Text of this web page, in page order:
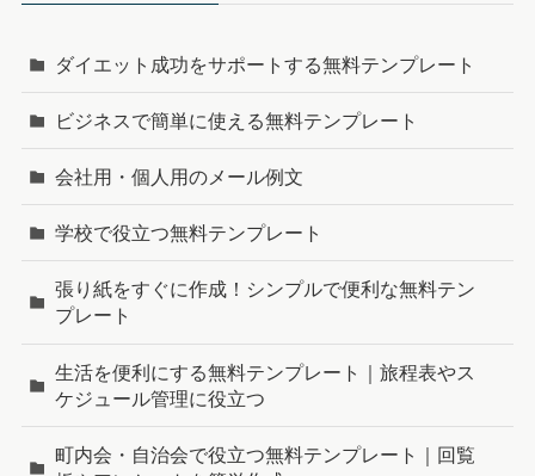
ダイエット成功をサポートする無料テンプレート
ビジネスで簡単に使える無料テンプレート
会社用・個人用のメール例文
学校で役立つ無料テンプレート
張り紙をすぐに作成！シンプルで便利な無料テン
プレート
生活を便利にする無料テンプレート｜旅程表やス
ケジュール管理に役立つ
町内会・自治会で役立つ無料テンプレート｜回覧